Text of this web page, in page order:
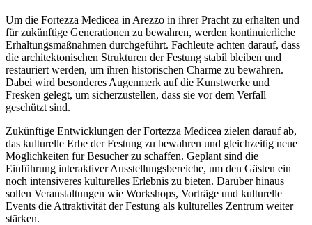
Um die Fortezza Medicea in Arezzo in ihrer Pracht zu erhalten und
für zukünftige Generationen zu bewahren, werden kontinuierliche
Erhaltungsmaßnahmen durchgeführt. Fachleute achten darauf, dass
die architektonischen Strukturen der Festung stabil bleiben und
restauriert werden, um ihren historischen Charme zu bewahren.
Dabei wird besonderes Augenmerk auf die Kunstwerke und
Fresken gelegt, um sicherzustellen, dass sie vor dem Verfall
geschützt sind.
Zukünftige Entwicklungen der Fortezza Medicea zielen darauf ab,
das kulturelle Erbe der Festung zu bewahren und gleichzeitig neue
Möglichkeiten für Besucher zu schaffen. Geplant sind die
Einführung interaktiver Ausstellungsbereiche, um den Gästen ein
noch intensiveres kulturelles Erlebnis zu bieten. Darüber hinaus
sollen Veranstaltungen wie Workshops, Vorträge und kulturelle
Events die Attraktivität der Festung als kulturelles Zentrum weiter
stärken.